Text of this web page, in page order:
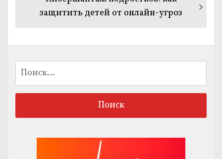
запись:
защитить детей от онлайн-угроз
Найти: